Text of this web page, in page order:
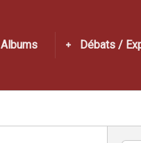
Albums Débats /